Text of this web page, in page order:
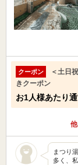
クーポン
＜土日
きクーポン
お1人様あたり
まつり
多く、